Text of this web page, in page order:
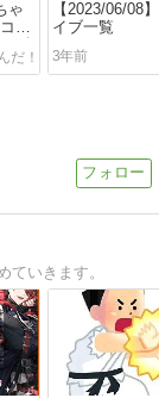
ゃ
ア
耐
【2023/06/08
イブ一覧
3年前
ていきます。